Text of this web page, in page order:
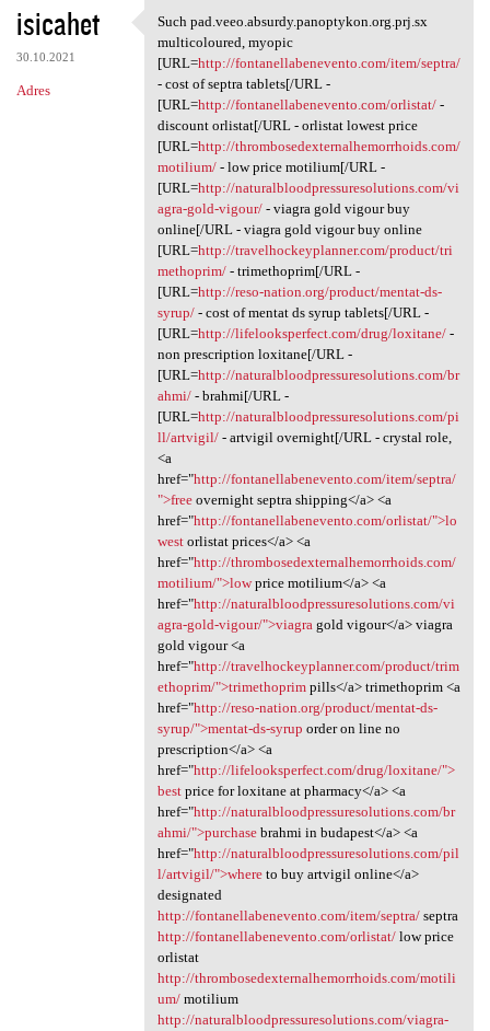
isicahet
30.10.2021
Adres
Such pad.veeo.absurdy
Such pad.veeo.absurdy.panoptykon.org.prj.sx
multicoloured, myopic
[URL=http://fontanellabenevento.com/item/septra/
- cost of septra tablets[/URL -
[URL=http://fontanellabenevento.com/orlistat/-
discount orlistat[/URL - orlistat lowest price
[URL=http://thrombosedexternalhemorrhoids.com/
motilium/- low price motilium[/URL -
[URL=http://naturalbloodpressuresolutions.com/vi
agra-gold-vigour/- viagra gold vigour buy
online[/URL - viagra gold vigour buy online
[URL=http://travelhockeyplanner.com/product/tri
methoprim/- trimethoprim[/URL -
[URL=http://reso-nation.org/product/mentat-ds-
syrup/- cost of mentat ds syrup tablets[/URL -
[URL=http://lifelooksperfect.com/drug/loxitane/-
non prescription loxitane[/URL -
[URL=http://naturalbloodpressuresolutions.com/br
ahmi/- brahmi[/URL -
[URL=http://naturalbloodpressuresolutions.com/pi
ll/artvigil/- artvigil overnight[/URL - crystal role,
<a
href="http://fontanellabenevento.com/item/septra/
">freeovernight septra shipping</a> <a
href="http://fontanellabenevento.com/orlistat/">lo
westorlistat prices</a> <a
href="http://thrombosedexternalhemorrhoids.com/
motilium/">lowprice motilium</a> <a
href="http://naturalbloodpressuresolutions.com/vi
agra-gold-vigour/">viagra gold vigour</a> viagra
gold vigour <a
href="http://travelhockeyplanner.com/product/trim
ethoprim/">trimethoprimpills</a> trimethoprim <a
href="http://reso-nation.org/product/mentat-ds-
syrup/">mentat-ds-syrup order on line no
prescription</a> <a
href="http://lifelooksperfect.com/drug/loxitane/">
bestprice for loxitane at pharmacy</a> <a
href="http://naturalbloodpressuresolutions.com/br
ahmi/">purchasebrahmi in budapest</a> <a
href="http://naturalbloodpressuresolutions.com/pil
l/artvigil/">whereto buy artvigil online</a>
designated
http://fontanellabenevento.com/item/septra/septra
http://fontanellabenevento.com/orlistat/low price
orlistat
http://thrombosedexternalhemorrhoids.com/motili
um/motilium
http://naturalbloodpressuresolutions.com/viagra-